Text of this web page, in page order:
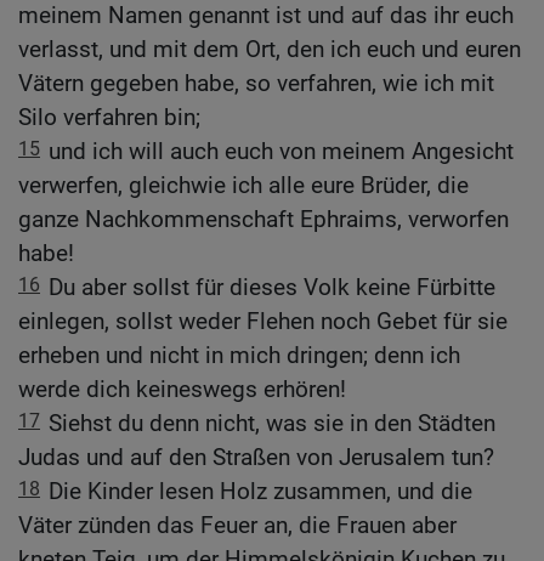
meinem Namen genannt ist und auf das ihr euch
verlasst, und mit dem Ort, den ich euch und euren
Vätern gegeben habe, so verfahren, wie ich mit
Silo verfahren bin;
15 und ich will auch euch von meinem Angesicht
verwerfen, gleichwie ich alle eure Brüder, die
ganze Nachkommenschaft Ephraims, verworfen
habe!
16 Du aber sollst für dieses Volk keine Fürbitte
einlegen, sollst weder Flehen noch Gebet für sie
erheben und nicht in mich dringen; denn ich
werde dich keineswegs erhören!
17 Siehst du denn nicht, was sie in den Städten
Judas und auf den Straßen von Jerusalem tun?
18 Die Kinder lesen Holz zusammen, und die
Väter zünden das Feuer an, die Frauen aber